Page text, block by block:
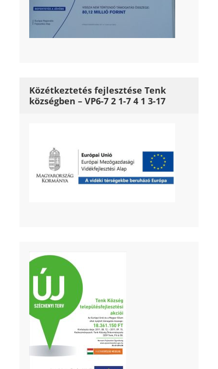
Közétkeztetés fejlesztése Tenk
községben – VP6-7 2 1-7 4 1 3-17